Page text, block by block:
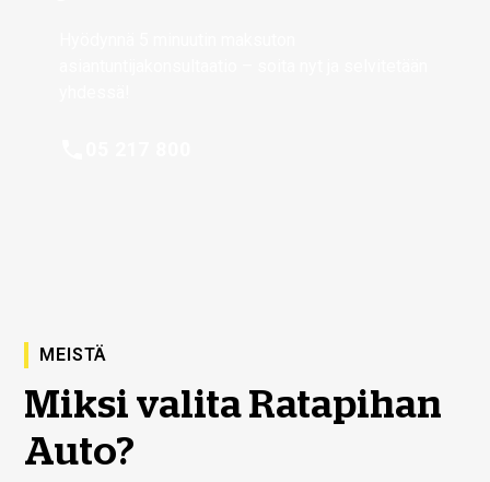
MEISTÄ
Miksi valita Ratapihan
Auto?